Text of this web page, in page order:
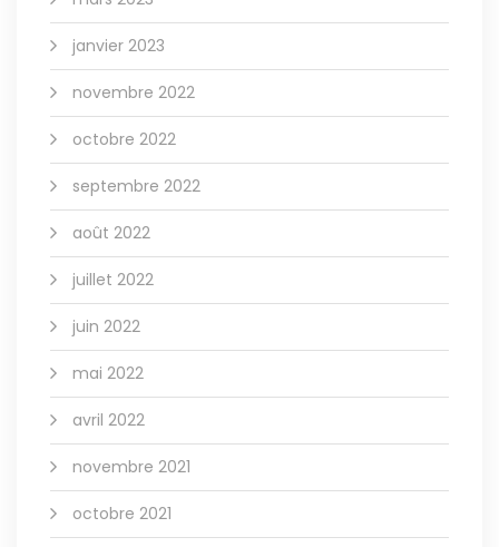
janvier 2023
novembre 2022
octobre 2022
septembre 2022
août 2022
juillet 2022
juin 2022
mai 2022
avril 2022
novembre 2021
octobre 2021